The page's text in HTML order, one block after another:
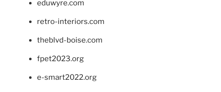
eduwyre.com
retro-interiors.com
theblvd-boise.com
fpet2023.org
e-smart2022.org